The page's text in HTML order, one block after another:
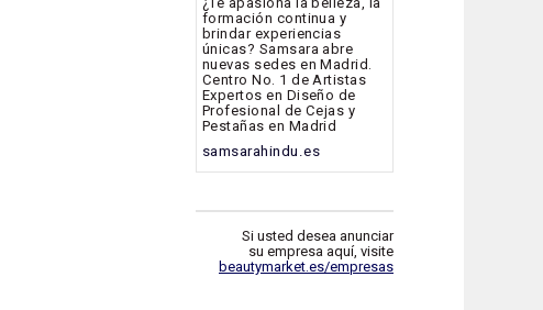
formación continua y
brindar experiencias
únicas? Samsara abre
nuevas sedes en Madrid.
Centro No. 1 de Artistas
Expertos en Diseño de
Profesional de Cejas y
Pestañas en Madrid
samsarahindu.es
Si usted desea anunciar
su empresa aquí, visite
beautymarket.es/empresas